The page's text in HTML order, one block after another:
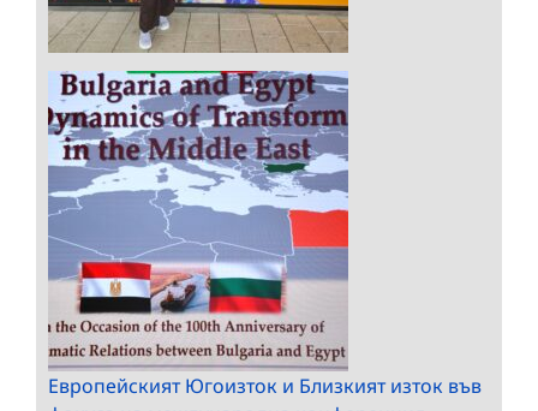
Европейският Югоизток и Близкият изток във